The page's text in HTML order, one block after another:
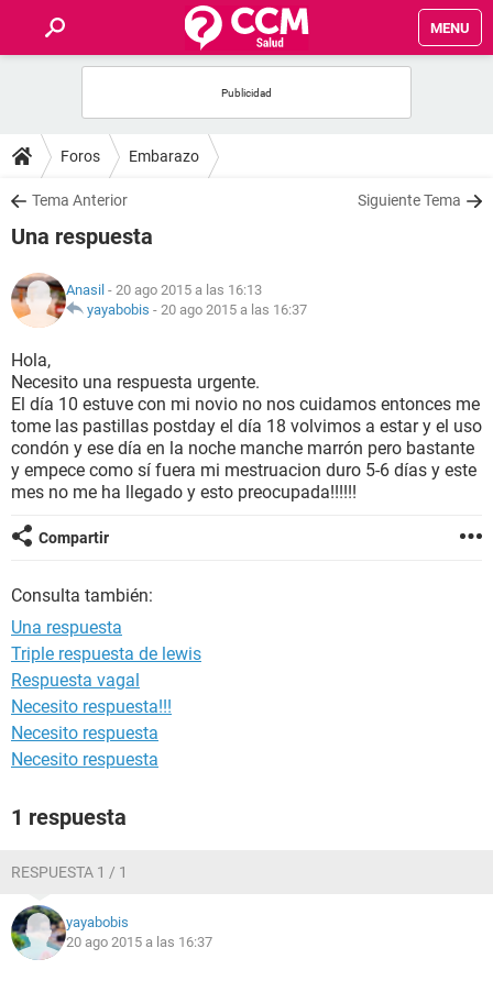
MENU
FOROS
SALUD
NUTRICIÓN
BIENESTAR
SEXUALIDAD
GLOSARIO
Foros Embarazo
Tema Anterior Siguiente Tema
Una respuesta
Anasil - 20 ago 2015 a las 16:13
yayabobis - 20 ago 2015 a las 16:37
Hola,
Necesito una respuesta urgente.
El día 10 estuve con mi novio no nos cuidamos entonces me
tome las pastillas postday el día 18 volvimos a estar y el uso
condón y ese día en la noche manche marrón pero bastante
y empece como sí fuera mi mestruacion duro 5-6 días y este
mes no me ha llegado y esto preocupada!!!!!!
Compartir
Consulta también:
Una respuesta
Triple respuesta de lewis
Respuesta vagal
Necesito respuesta!!!
Necesito respuesta
Necesito respuesta
1 respuesta
RESPUESTA 1 / 1
yayabobis
20 ago 2015 a las 16:37